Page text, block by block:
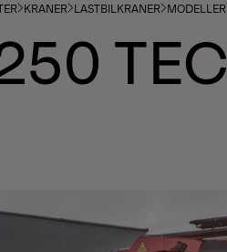
KRANER LASTBILKRANER MODELLER
TEC